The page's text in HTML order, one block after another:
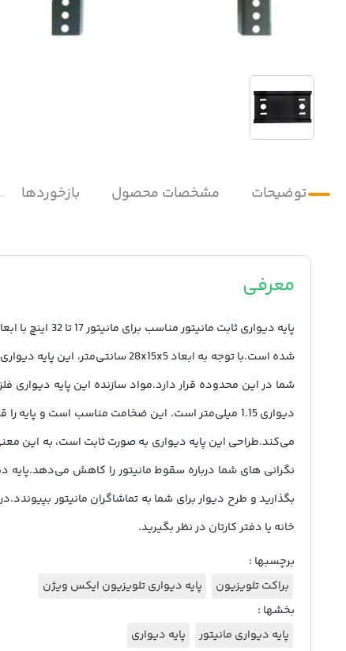
توضیحات مشخصات محصول بازخوردها
معرفی
شما در این محدوده قرار دارد.مواد سازنده این پایه
می‌کند.طراحی این پایه دیواری به صورت ثابت است، به این
نگرانی های شما درباره سقوط مانیتور را کاهش
خانه یا دفتر کارتان در نظر بگیرید.
برچسبها :
براکت تلویزیون
پایه دیواری تلویزیون ایکس ویژن
بخشها :
پایه دیواری مانیتور
پایه دیواری